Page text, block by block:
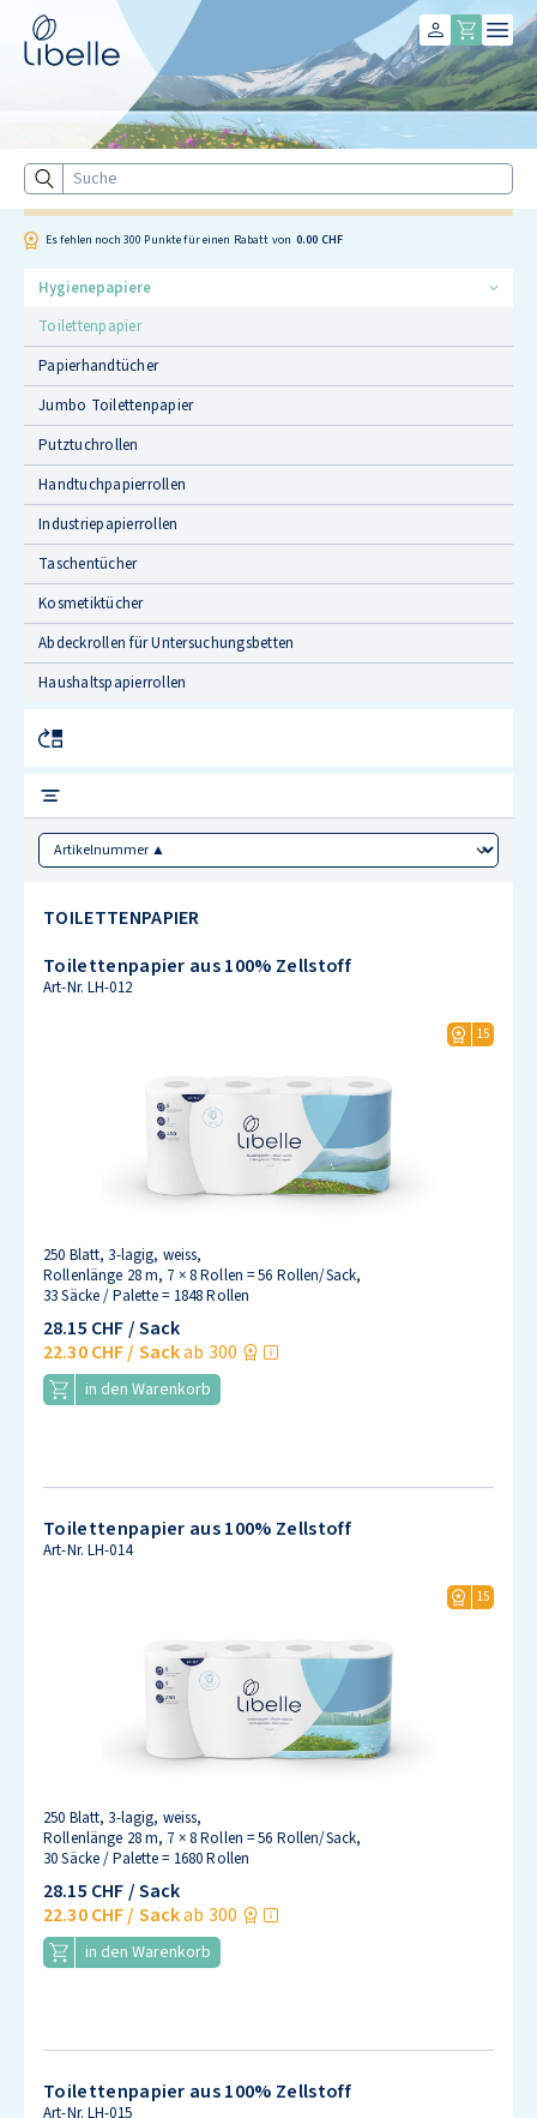
Suche
Es fehlen noch 300 Punkte für einen Rabatt von 0.00 CHF
TOILETTENPAPIER
Toilettenpapier aus 100% Zellstoff
Art-Nr.LH-012
15
250 Blatt, 3-lagig, weiss,
Rollenlänge 28 m, 7 × 8 Rollen = 56 Rollen/Sack,
33 Säcke / Palette = 1848 Rollen
28.15 CHF/ Sack
22.30 CHF/ Sackab 300
in den Warenkorb
Toilettenpapier aus 100% Zellstoff
Art-Nr.LH-014
15
250 Blatt, 3-lagig, weiss,
Rollenlänge 28 m, 7 × 8 Rollen = 56 Rollen/Sack,
30 Säcke / Palette = 1680 Rollen
28.15 CHF/ Sack
22.30 CHF/ Sackab 300
in den Warenkorb
Toilettenpapier aus 100% Zellstoff
Art-Nr.LH-015
Hygienepapiere
Toilettenpapier
Papierhandtücher
Jumbo Toilettenpapier
Putztuchrollen
Handtuchpapierrollen
Industriepapierrollen
Taschentücher
Kosmetiktücher
Abdeckrollen für Untersuchungsbetten
Haushaltspapierrollen
Sorting